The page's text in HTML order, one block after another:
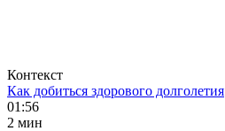
Контекст
Как добиться здорового долголетия
01:56
2 мин